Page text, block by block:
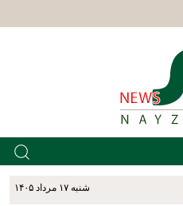
شنبه ۱۷ مرداد ۱۴۰۵